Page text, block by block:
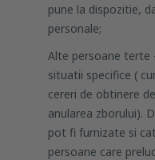
pune la dispozitie,
personale;
Alte persoane terte
situatii specifice (
cereri de obtinere
anularea zborului).
pot fi furnizate si
persoane care